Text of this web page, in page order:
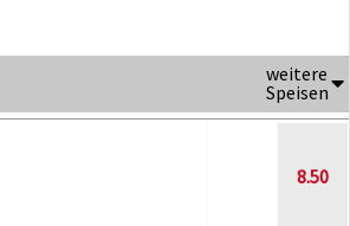
weitere
Speisen
8.50